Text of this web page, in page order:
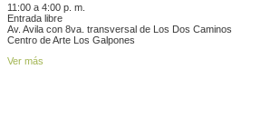
11:00 a 4:00 p. m.
Entrada libre
Av. Avila con 8va. transversal de Los Dos Caminos
Centro de Arte Los Galpones
Ver más